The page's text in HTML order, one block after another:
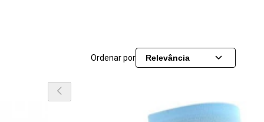
Ordenar por Relevância